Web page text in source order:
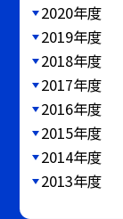
2020年度
2019年度
2018年度
2017年度
2016年度
2015年度
2014年度
2013年度